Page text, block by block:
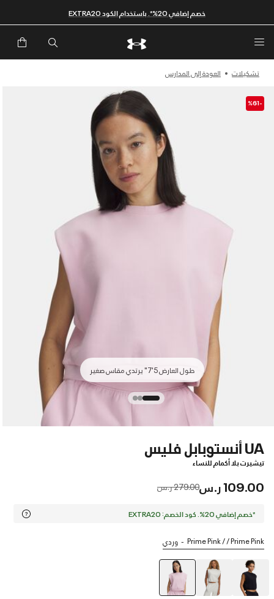
خصم إضافي 20%*. باستخدام الكود EXTRA20
تشكيلات العودة إلى المدارس
-%61
طول العارض 5'7" يرتدي مقاس صغير
UA أنستوبابل فليس
تيشيرت بلا أكمام للنساء
109.00 ر.س Price reduced from
279.00 ر.س to
*خصم إضافي 20%. كود الخصم: EXTRA20
Prime Pink / / Prime Pink وردي